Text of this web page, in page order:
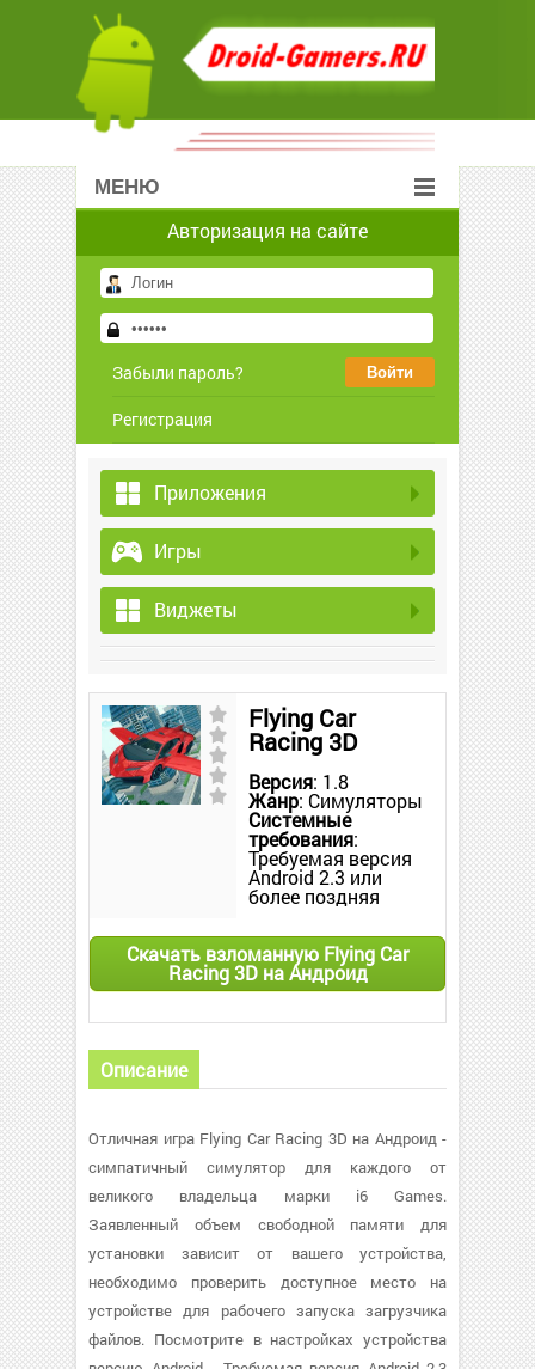
МЕНЮ
Авторизация на сайте
Забыли пароль?
Регистрация
Приложения
Игры
Виджеты
Flying Car
Racing 3D
Версия: 1.8
Жанр: Симуляторы
Системные
требования:
Требуемая версия
Android 2.3 или
более поздняя
Скачать взломанную Flying Car
Racing 3D на Андроид
Описание
Отличная игра Flying Car Racing 3D на Андроид -
симпатичный симулятор для каждого от
великого владельца марки i6 Games.
Заявленный объем свободной памяти для
установки зависит от вашего устройства,
необходимо проверить доступное место на
устройстве для рабочего запуска загрузчика
файлов. Посмотрите в настройках устройства